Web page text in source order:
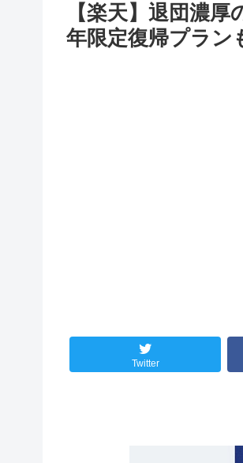
【楽天】退団濃
年限定復帰プラン
Twitter